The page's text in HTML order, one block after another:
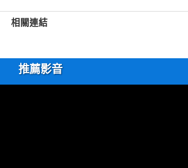
相關連結
推薦影音